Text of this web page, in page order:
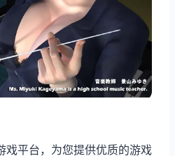
戏平台，为您提供优质的游戏